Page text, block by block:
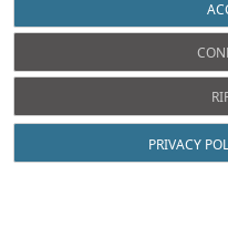
Infobuild è testata registrata
dell’8/3/
© 2000-2026 Infoweb srl -
PRIVACY